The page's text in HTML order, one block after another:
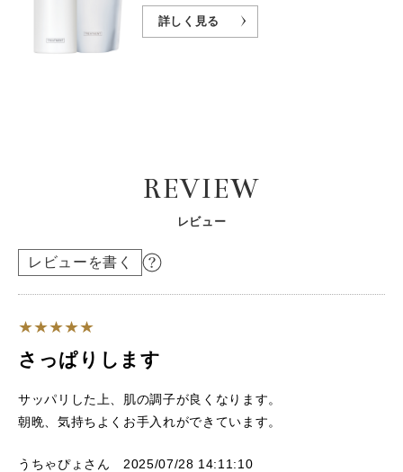
詳しく見る
REVIEW
レビュー
レビューを書く
さっぱりします
サッパリした上、肌の調子が良くなります。
朝晩、気持ちよくお手入れができています。
うちゃぴょさん 2025/07/28 14:11:10